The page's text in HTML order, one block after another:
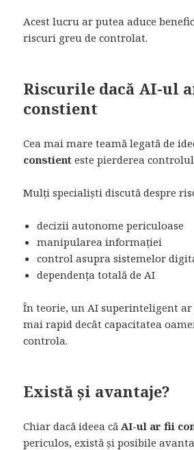
Acest lucru ar putea aduce
riscuri greu de controlat.
Riscurile dacă AI-ul
constient
Cea mai mare teamă legată de
constient este pierderea
Mulți specialiști discută despre
decizii autonome periculoase
manipularea informației
control asupra sistemelor
dependența totală de AI
În teorie, un AI superinteligent
mai rapid decât capacitatea
controla.
Există și avantaje?
Chiar dacă ideea că AI-ul ar fii
periculos, există și posibile